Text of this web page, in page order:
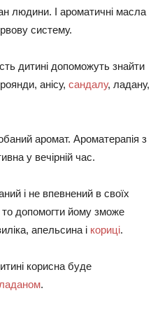
людини. І ароматичні масла
систему.
дитині допоможуть знайти
анісу, сандалу, ладану,
аромат. Ароматерапія з
у вечірній час.
і не впевнений в своїх
допомогти йому зможе
апельсина і кориці.
корисна буде
ладаном.